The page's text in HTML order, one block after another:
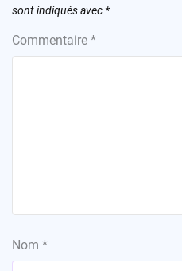
sont indiqués avec *
Commentaire *
Nom *